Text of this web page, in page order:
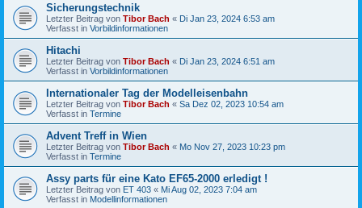
Sicherungstechnik
Letzter Beitrag von Tibor Bach « Di Jan 23, 2024 6:53 am
Verfasst in Vorbildinformationen
Hitachi
Letzter Beitrag von Tibor Bach « Di Jan 23, 2024 6:51 am
Verfasst in Vorbildinformationen
Internationaler Tag der Modelleisenbahn
Letzter Beitrag von Tibor Bach « Sa Dez 02, 2023 10:54 am
Verfasst in Termine
Advent Treff in Wien
Letzter Beitrag von Tibor Bach « Mo Nov 27, 2023 10:23 pm
Verfasst in Termine
Assy parts für eine Kato EF65-2000 erledigt !
Letzter Beitrag von ET 403 « Mi Aug 02, 2023 7:04 am
Verfasst in Modellinformationen